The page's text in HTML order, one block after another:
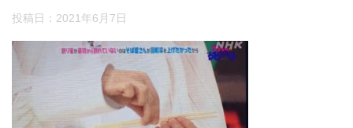
投稿日： 2021年6月7日